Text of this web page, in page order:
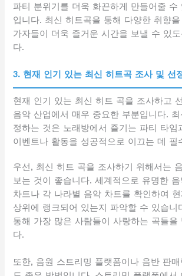
파티 분위기를 더욱 화끈하게 만들어줄 수
입니다. 최신 히트곡을 통해 다양한 취향
가자들이 더욱 즐거운 시간을 보낼 수 있
다.
3. 현재 인기 있는 최신 히트곡 조사 및 선
현재 인기 있는 최신 히트 곡을 조사하고
음악 산업에서 매우 중요한 부분입니다.
정하는 것은 노래방에서 즐기는 파티 타임
이벤트나 활동을 성공적으로 이끄는 데 필
우선, 최신 히트 곡을 조사하기 위해서는
보는 것이 좋습니다. 세계적으로 유명한
차트나 각 나라별 음악 차트를 확인하여
상위에 랭크되어 있는지 파악할 수 있습니
통해 가장 많은 사람들이 사랑하는 곡들을
다.
또한, 음원 스트리밍 플랫폼이나 음반 판